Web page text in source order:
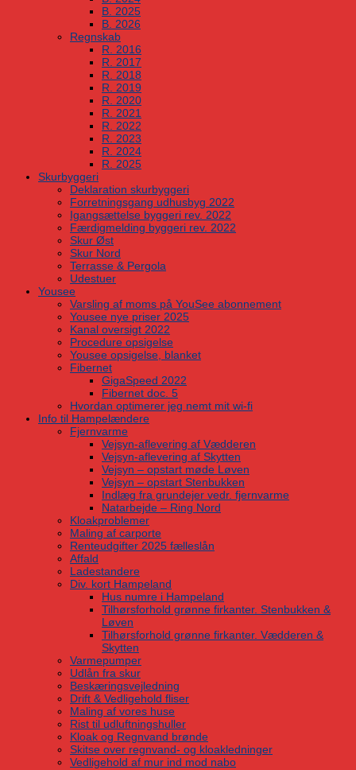
B. 2025
B. 2026
Regnskab
R. 2016
R. 2017
R. 2018
R. 2019
R. 2020
R. 2021
R. 2022
R. 2023
R. 2024
R. 2025
Skurbyggeri
Deklaration skurbyggeri
Forretningsgang udhusbyg 2022
Igangsættelse byggeri rev. 2022
Færdigmelding byggeri rev. 2022
Skur Øst
Skur Nord
Terrasse & Pergola
Udestuer
Yousee
Varsling af moms på YouSee abonnement
Yousee nye priser 2025
Kanal oversigt 2022
Procedure opsigelse
Yousee opsigelse, blanket
Fibernet
GigaSpeed 2022
Fibernet doc. 5
Hvordan optimerer jeg nemt mit wi-fi
Info til Hampelændere
Fjernvarme
Vejsyn-aflevering af Vædderen
Vejsyn-aflevering af Skytten
Vejsyn – opstart møde Løven
Vejsyn – opstart Stenbukken
Indlæg fra grundejer vedr. fjernvarme
Natarbejde – Ring Nord
Kloakproblemer
Maling af carporte
Renteudgifter 2025 fælleslån
Affald
Ladestandere
Div. kort Hampeland
Hus numre i Hampeland
Tilhørsforhold grønne firkanter. Stenbukken &
Løven
Tilhørsforhold grønne firkanter. Vædderen &
Skytten
Varmepumper
Udlån fra skur
Beskæringsvejledning
Drift & Vedligehold fliser
Maling af vores huse
Rist til udluftningshuller
Kloak og Regnvand brønde
Skitse over regnvand- og kloakledninger
Vedligehold af mur ind mod nabo